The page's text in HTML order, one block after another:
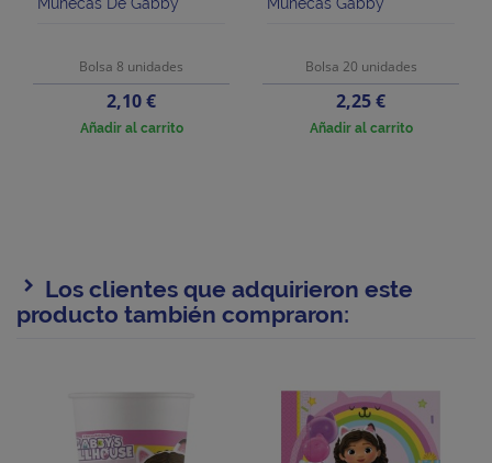
Bolsa 8 unidades
Precio
2,10 €
Añadir al carrito
Bolsa 20 unidades
Precio
2,25 €
Añadir al carrito
Los clientes que adquirieron este
producto también compraron: